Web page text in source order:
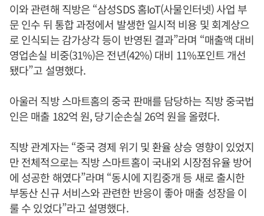
이와 관련해 직방은 “삼성SDS 홈IoT(사물인터넷) 사업 부
문 인수 뒤 통합 과정에서 발생한 일시적 비용 및 회계상으
로 인식되는 감가상각 등이 반영된 결과”라며 “매출액 대비
영업손실 비중(31%)은 전년(42%) 대비 11%포인트 개선
됐다”고 설명했다.
아울러 직방 스마트홈의 중국 판매를 담당하는 직방 중국법
인은 매출 182억 원, 당기순손실 26억 원을 올렸다.
직방 관계자는 “중국 경제 위기 및 환율 상승 영향이 있었지
만 전체적으로는 직방 스마트홈이 국내외 시장점유율 방어
에 성공한 해였다”라며 “동시에 지킴중개 등 새로 출시한
부동산 신규 서비스와 관련한 반응이 좋아 매출 성장을 이
룰 수 있었다”라고 설명했다.